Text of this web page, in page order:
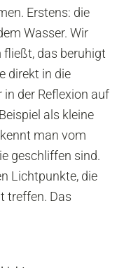
Erstens: die
Wasser. Wir
fließt, das beruhigt
direkt in die
in der Reflexion auf
als kleine
man vom
geschliffen sind.
Lichtpunkte, die
treffen. Das